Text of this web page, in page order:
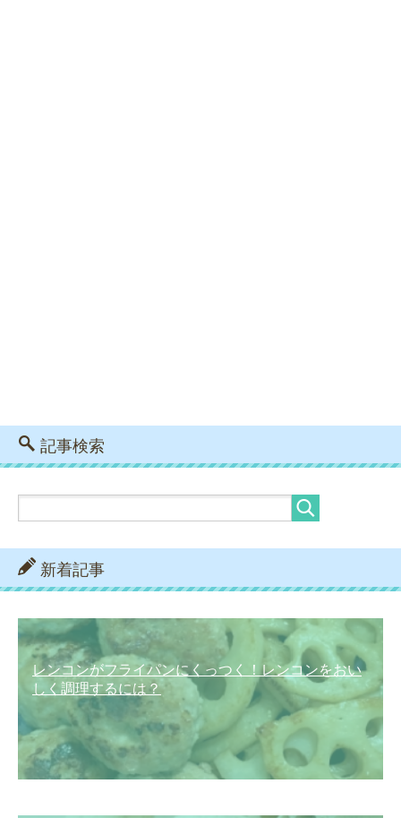
記事検索
新着記事
レンコンがフライパンにくっつく！レンコンをおい
しく調理するには？